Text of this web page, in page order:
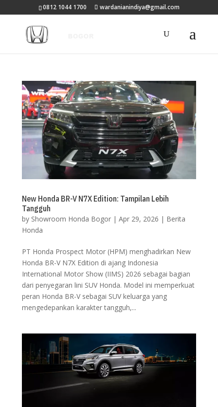
0812 1044 1700 wardanianindiya@gmail.com
New Honda BR-V N7X Edition: Tampilan Lebih
Tangguh
by Showroom Honda Bogor| Apr 29, 2026 | Berita
Honda
PT Honda Prospect Motor (HPM) menghadirkan New
Honda BR-V N7X Edition di ajang Indonesia
International Motor Show (IIMS) 2026 sebagai bagian
dari penyegaran lini SUV Honda. Model ini memperkuat
peran Honda BR-V sebagai SUV keluarga yang
mengedepankan karakter tangguh,...